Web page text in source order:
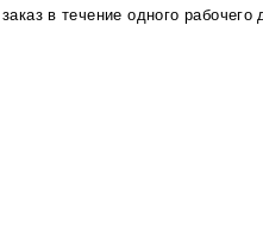
в течение одного